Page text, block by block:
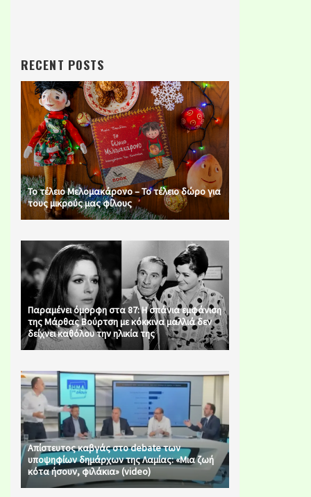
RECENT POSTS
Το τέλειο Μελομακάρονο – Το τέλειο δώρο για
τους μικρούς μας φίλους
Παραμένει όμορφη στα 87: Η σπάνια εμφάνιση
της Μάρθας Βούρτση με κόκκινα μαλλιά δεν
δείχνει καθόλου την ηλικία της
Απίστευτος καβγάς στο debate των
υποψηφίων δημάρχων της Λαμίας: «Μια ζωή
κότα ήσουν, φιλάκια» (video)